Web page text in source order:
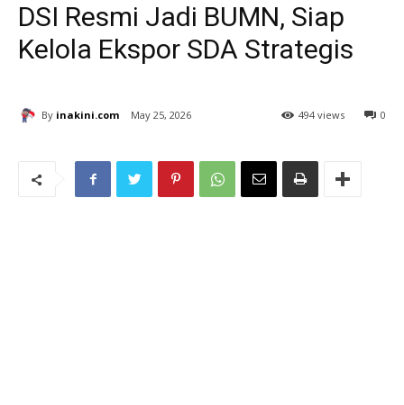
DSI Resmi Jadi BUMN, Siap
Kelola Ekspor SDA Strategis
By inakini.com May 25, 2026 0
494 views